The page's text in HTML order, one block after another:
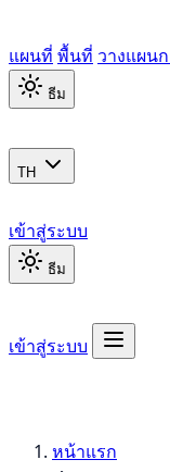
แผนที่ พื้นที่ วางแผน
ธีม
TH
เข้าสู่ระบบ
ธีม
เข้าสู่ระบบ
หน้าแรก